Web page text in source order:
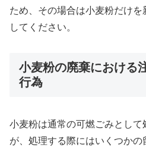
ため、その場合は小麦粉だけ
してください。
小麦粉の廃棄における
行為
小麦粉は通常の可燃ごみとし
が、処理する際にはいくつかの